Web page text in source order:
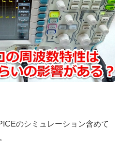
のシミュレーション含めて